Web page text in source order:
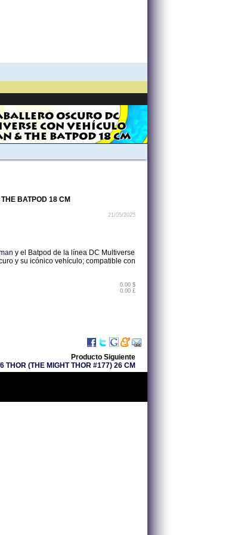
OSCURO DC
CON VEHÍCULO
& THE BATPOD 18 CM
BATPOD 18 CM
21/05/2025
y el Batpod de la línea DC Multiverse
y su icónico vehículo; compatible con
0.00 $
0.00 £
Producto Siguiente
THOR (THE MIGHT THOR #177) 26 CM